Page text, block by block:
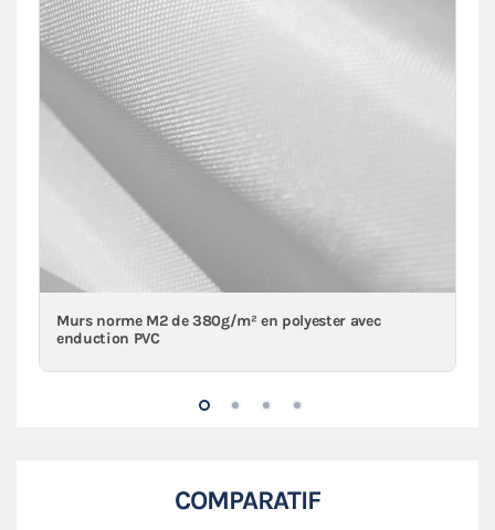
Murs norme M2 de 380g/m² en polyester avec
enduction PVC
COMPARATIF